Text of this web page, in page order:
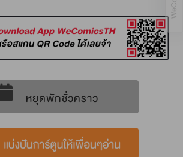
หยุดพักชั่วคราว